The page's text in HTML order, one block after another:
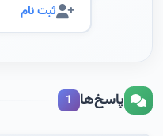
ثبت نام
پاسخ‌ها 1